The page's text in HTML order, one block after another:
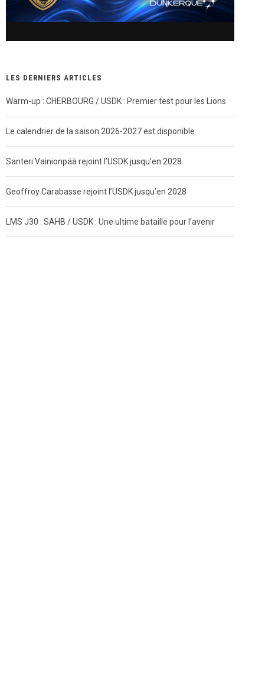
LES DERNIERS ARTICLES
Warm-up : CHERBOURG / USDK : Premier test pour les Lions
Le calendrier de la saison 2026-2027 est disponible
Santeri Vainionpää rejoint l’USDK jusqu’en 2028
Geoffroy Carabasse rejoint l’USDK jusqu’en 2028
LMS J30 : SAHB / USDK : Une ultime bataille pour l’avenir